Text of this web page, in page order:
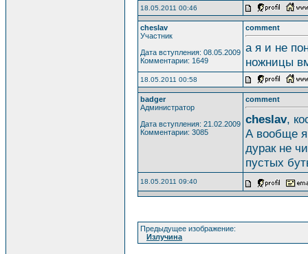
18.05.2011 00:46
cheslav
Участник
Дата вступления: 08.05.2009
Комментарии: 1649
comment
а я и не
ножницы
18.05.2011 00:58
badger
Администратор
Дата вступления: 21.02.2009
Комментарии: 3085
comment
cheslav,
А вообще я
дурак не
пустых
18.05.2011 09:40
Предыдущее изображение:
Излучина